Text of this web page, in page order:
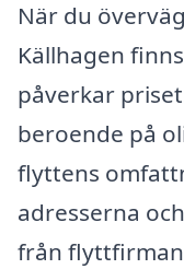
När du
Källhagen
påverkar
beroende på
flyttens
adresserna
från